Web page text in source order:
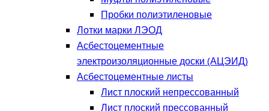
Пробки полиэтиленовые
Лотки марки ЛЭОД
Асбестоцементные
электроизоляционные доски (АЦЭИД)
Асбестоцементные листы
Лист плоский непрессованный